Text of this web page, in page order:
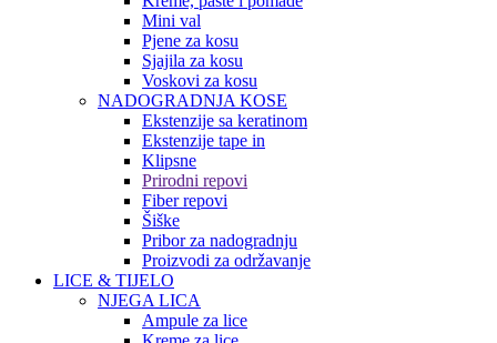
Mini val
Pjene za kosu
Sjajila za kosu
Voskovi za kosu
NADOGRADNJA KOSE
Ekstenzije sa keratinom
Ekstenzije tape in
Klipsne
Prirodni repovi
Fiber repovi
Šiške
Pribor za nadogradnju
Proizvodi za održavanje
LICE & TIJELO
NJEGA LICA
Ampule za lice